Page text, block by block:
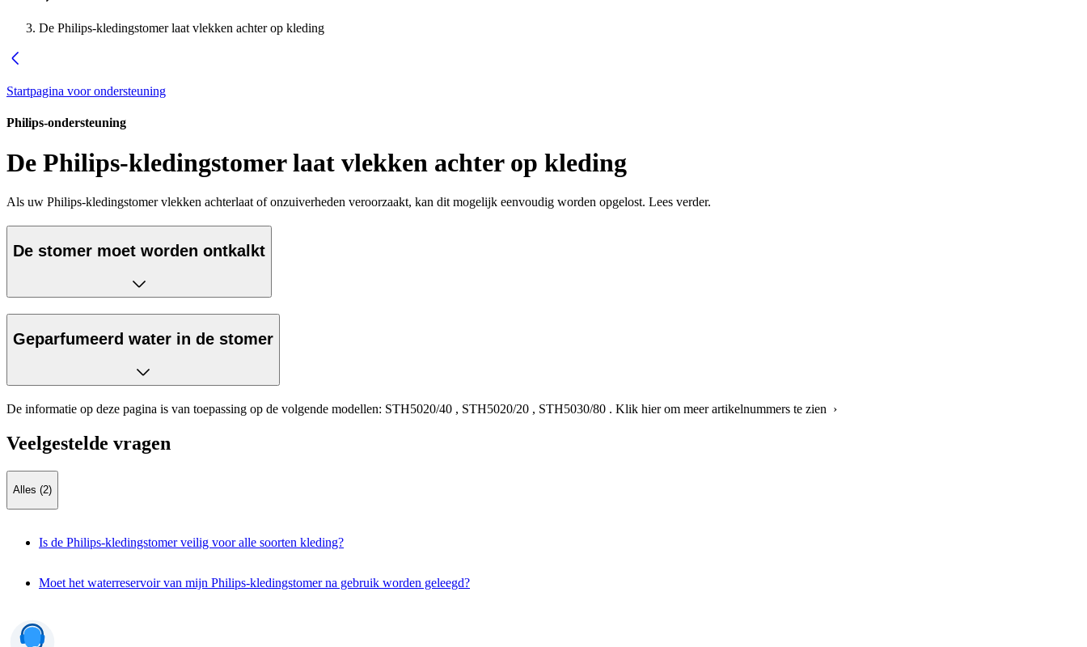
De Philips-kledingstomer laat vlekken achter op kleding
Startpagina voor ondersteuning
Philips-ondersteuning
De Philips-kledingstomer laat vlekken achter op kleding
Als uw Philips-kledingstomer vlekken achterlaat of onzuiverheden veroorzaakt, kan dit mogelijk eenvoudig worden opgelost. Lees verder.
De stomer moet worden ontkalkt
Geparfumeerd water in de stomer
De informatie op deze pagina is van toepassing op de volgende modellen: STH5020/40 , STH5020/20 , STH5030/80 . Klik hier om meer artikelnummers te zien ›
Veelgestelde vragen
Alles (2)
Is de Philips-kledingstomer veilig voor alle soorten kleding?
Moet het waterreservoir van mijn Philips-kledingstomer na gebruik worden geleegd?